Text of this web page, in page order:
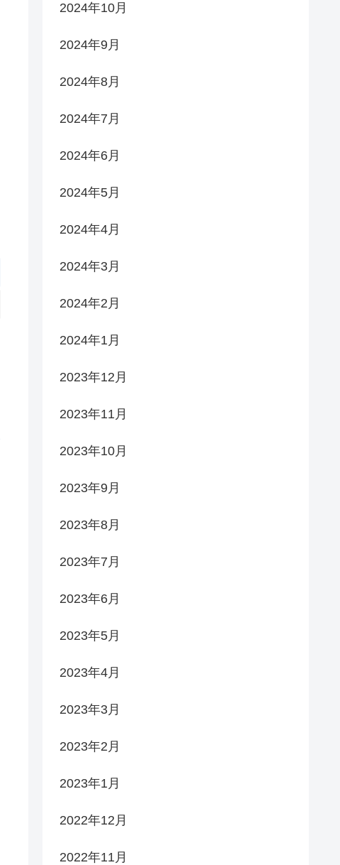
2024年10月
2024年9月
2024年8月
2024年7月
2024年6月
2024年5月
2024年4月
2024年3月
2024年2月
2024年1月
2023年12月
2023年11月
2023年10月
2023年9月
2023年8月
2023年7月
2023年6月
2023年5月
2023年4月
2023年3月
2023年2月
2023年1月
2022年12月
2022年11月